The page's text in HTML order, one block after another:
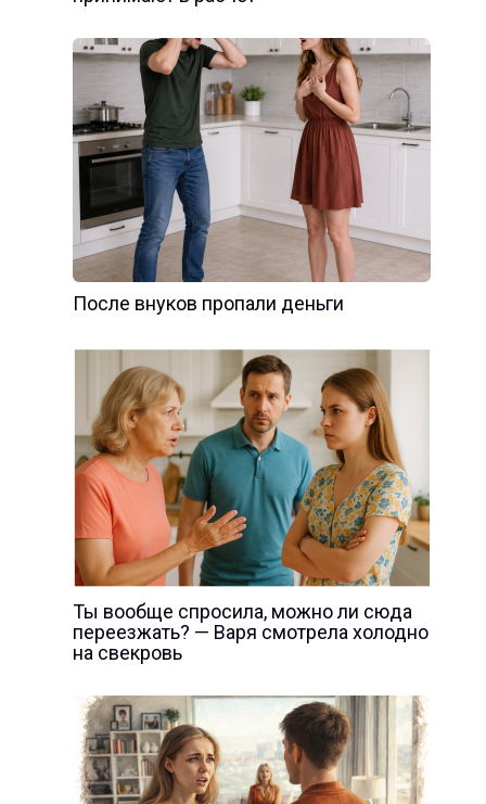
После внуков пропали деньги
Ты вообще спросила, можно ли сюда
переезжать? — Варя смотрела холодно
на свекровь